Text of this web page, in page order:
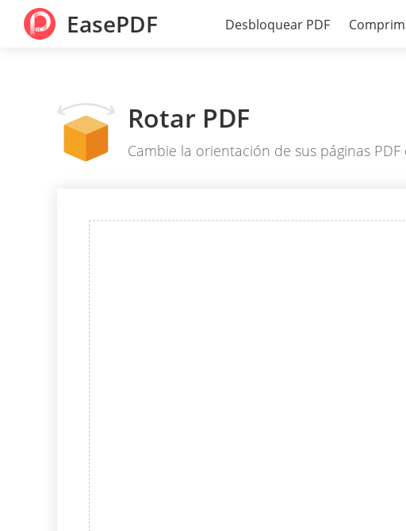
EasePDF Desbloquear PDF
Rotar PDF
Cambie la orientación de sus páginas